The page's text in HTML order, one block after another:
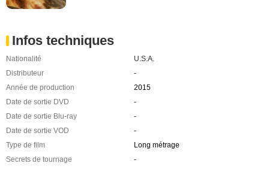
Infos techniques
Nationalité
U.S.A.
Distributeur
-
Année de production
2015
Date de sortie DVD
-
Date de sortie Blu-ray
-
Date de sortie VOD
-
Type de film
Long métrage
Secrets de tournage
-